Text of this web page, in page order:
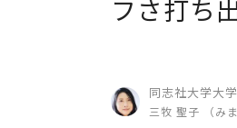
フさ打ち
同志社大学大
三牧 聖子 （み